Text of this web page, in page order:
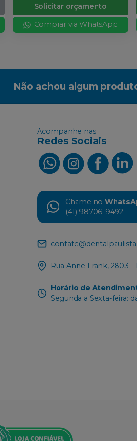
Solicitar orçamento
Comprar via WhatsApp
Não achou algum
Acompanhe nas
Redes Sociais
Chame no
(41) 98706-9492
Rua Anne Frank, 2803
Horário de
Segunda a Sexta-feira: